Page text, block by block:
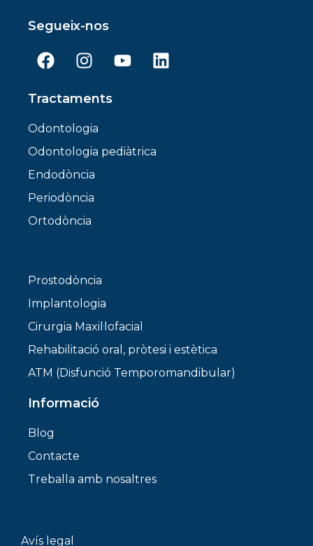
Segueix-nos
Tractaments
Odontologia
Odontologia pediàtrica
Endodòncia
Periodòncia
Ortodòncia
Prostodòncia
Implantologia
Cirurgia Maxil·lofacial
Rehabilitació oral, pròtesi i estètica
ATM (Disfunció Temporomandibular)
Informació
Blog
Contacte
Treballa amb nosaltres
Avís legal